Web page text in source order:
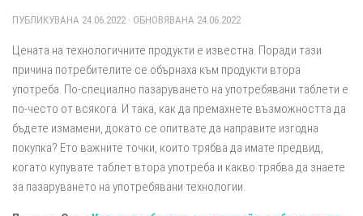
ПУБЛИКУВАНА 24.06.2022· ОБНОВЯВАНА 24.06.2022
Цената на технологичните продукти е известна. Поради тази
причина потребителите се обърнаха към продукти втора
употреба. По-специално пазаруването на употребявани таблети е
по-често от всякога. И така, как да премахнете възможността да
бъдете измамени, докато се опитвате да направите изгодна
покупка? Ето важните точки, които трябва да имате предвид,
когато купувате таблет втора употреба и какво трябва да знаете
за пазаруването на употребявани технологии.